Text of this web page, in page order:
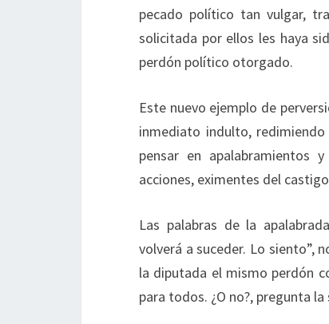
pecado político tan vulgar,
solicitada por ellos les haya
perdón político otorgado.
Este nuevo ejemplo de
inmediato indulto,
pensar en apalabramientos
acciones, eximentes del
Las palabras de la
volverá a suceder. Lo siento”,
la diputada el mismo perdón
para todos. ¿O no?, pregunta la